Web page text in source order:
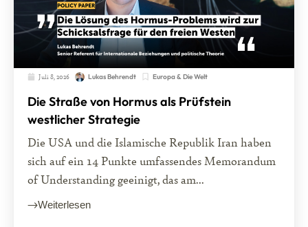
Juli 8, 2026 Lukas Behrendt Europa & Die Welt
Die Straße von Hormus als Prüfstein
westlicher Strategie
Die USA und die Islamische Republik Iran haben
sich auf ein 14 Punkte umfassendes Memorandum
of Understanding geeinigt, das am...
Weiterlesen